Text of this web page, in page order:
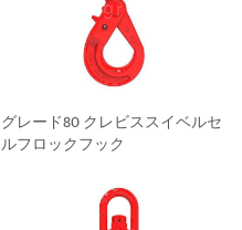
グレード80 クレビススイベルセ
ルフロックフック